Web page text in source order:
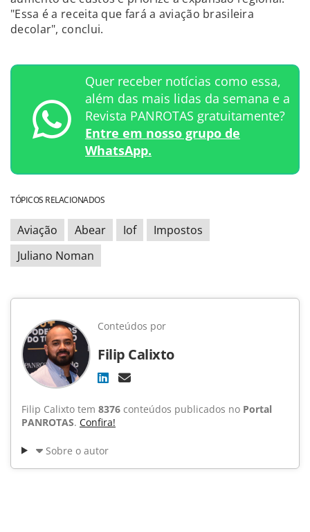
"Essa é a receita que fará a aviação brasileira
decolar", conclui.
Quer receber notícias como essa,
além das mais lidas da semana e a
Revista PANROTAS gratuitamente?
Entre em nosso grupo de
WhatsApp.
TÓPICOS RELACIONADOS
Aviação Abear Iof
Impostos
Juliano Noman
Conteúdos por
Filip Calixto
Filip Calixto tem 8376 conteúdos publicados no Portal
PANROTAS. Confira!
Sobre o autor